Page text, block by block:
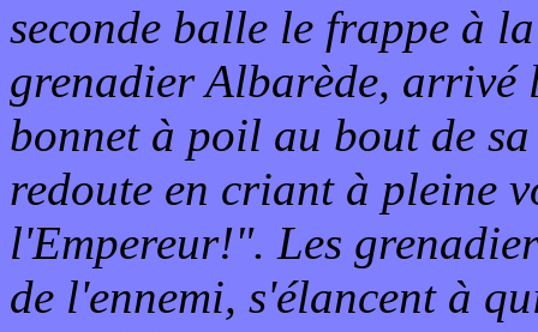
seconde balle le frappe à
grenadier Albarède, arrivé
bonnet à poil au bout de
redoute en criant à pleine
l'Empereur!". Les
de l'ennemi, s'élancent à